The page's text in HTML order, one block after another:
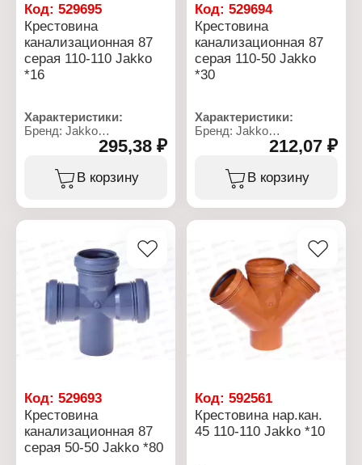
Код: 529695
Крестовина
канализационная 87
серая 110-110 Jakko
*16
Характеристики:
Бренд: Jakko
Тип товара: Крестовина
канализационная
Тип крестовины:
Материал: полипропилен
Цвет: серый
Угол: 87 градусов
295,38 ₽
В корзину
Код:529694
Крестовина
канализационная 87
серая 110-50 Jakko
*30
Характеристики:
Бренд: Jakko
Тип товара: Крестовина
канализационная
Тип крестовины:
Материал: полипропилен
Цвет: серый
Угол: 87 градусов
212,07 ₽
В корзину
Код: 529693
Крестовина
канализационная 87
серая 50-50 Jakko *80
Код:592561
Крестовина нар.кан.
45 110-110 Jakko *10